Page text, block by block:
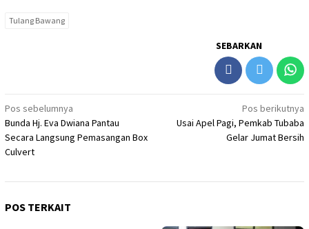
Tulang Bawang
SEBARKAN
Navigasi
pos
Pos sebelumnya
Bunda Hj. Eva Dwiana Pantau
Secara Langsung Pemasangan Box
Culvert
Pos berikutnya
Usai Apel Pagi, Pemkab Tubaba
Gelar Jumat Bersih
POS TERKAIT